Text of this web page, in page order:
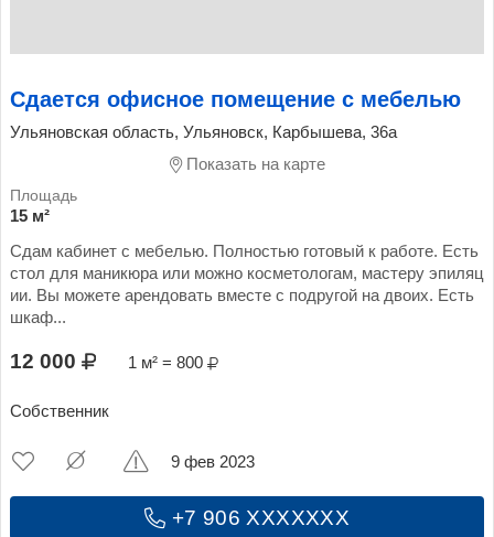
Сдается офисное помещение с мебелью
Ульяновская область, Ульяновск, Карбышева, 36а
Показать на карте
15 м²
Сдам кабинет с мебелью. Полностью готовый к работе. Есть
стол для маникюра или можно косметологам, мастеру эпиляц
ии. Вы можете арендовать вместе с подругой на двоих. Есть
шкаф...
12 000 1 м² = 800
Собственник
+7 906 XXXXXXX
9 фев 2023